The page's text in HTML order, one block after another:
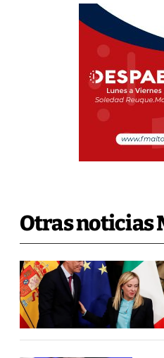
Otras noticias